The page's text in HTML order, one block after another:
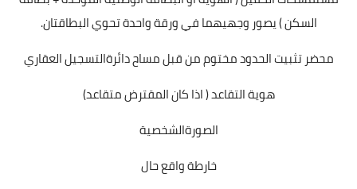
السكن ) يصور وجهيهما في ورقة واحدة تحوي البطاقتان.
محضر تثبيت الحدود مختوم من قبل مساح دائرةالتسجيل العقاري
هوية التقاعد ( اذا كان المقترض متقاعد)
الصورةالشخصية
خارطة واقع حال